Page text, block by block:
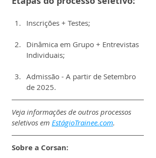
Inscrições + Testes;
Dinâmica em Grupo + Entrevistas
Individuais;
Admissão - A partir de Setembro
de 2025.
Veja informações de outros processos
seletivos em EstágioTrainee.com.
Sobre a Corsan: